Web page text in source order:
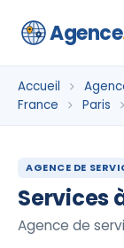
Agence
Accueil
France
Paris
AGENCE DE
Services
Agence de